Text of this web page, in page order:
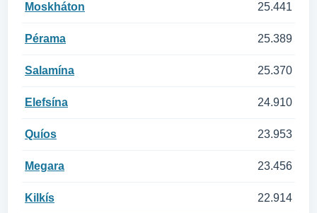
Moskháton 25.441
Pérama 25.389
Salamína 25.370
Elefsína 24.910
Quíos 23.953
Megara 23.456
Kilkís 22.914